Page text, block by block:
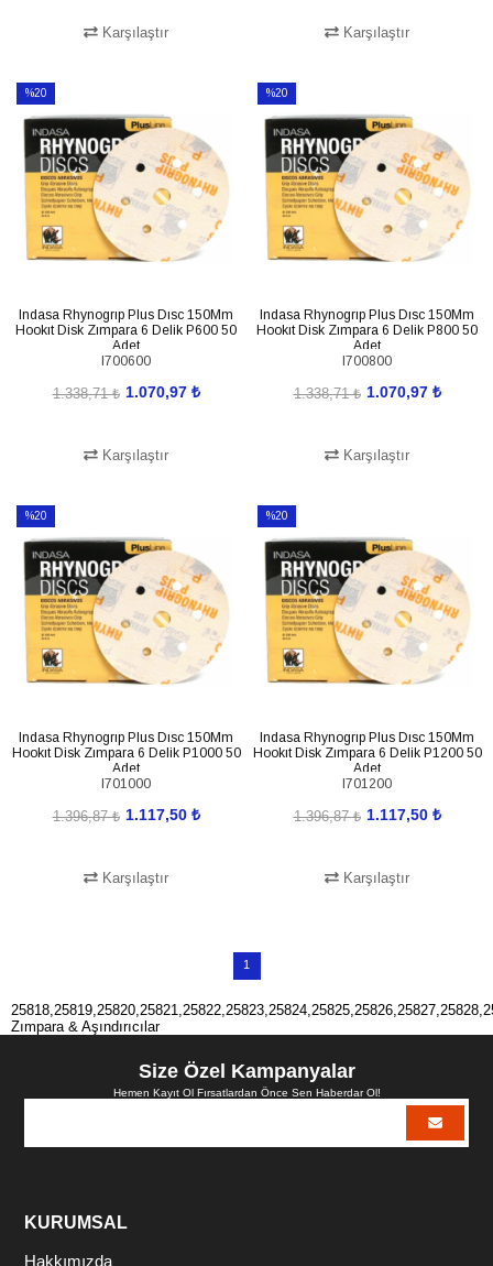
Karşılaştır
Karşılaştır
%20
İndirim
%20İndirim
Indasa Rhynogrıp Plus Dısc 150Mm
Hookıt Disk Zımpara 6 Delik P600 50
Adet
I700600
1.070,97 ₺
1.338,71 ₺
Karşılaştır
%20
İndirim
%20İndirim
Indasa Rhynogrıp Plus Dısc 150Mm
Hookıt Disk Zımpara 6 Delik P800 50
Adet
I700800
1.070,97 ₺
1.338,71 ₺
Karşılaştır
%20
İndirim
%20İndirim
Indasa Rhynogrıp Plus Dısc 150Mm
Hookıt Disk Zımpara 6 Delik P1000 50
Adet
I701000
1.117,50 ₺
1.396,87 ₺
Karşılaştır
%20
İndirim
%20İndirim
Indasa Rhynogrıp Plus Dısc 150Mm
Hookıt Disk Zımpara 6 Delik P1200 50
Adet
I701200
1.117,50 ₺
1.396,87 ₺
Karşılaştır
1
Zımpara & Aşındırıcılar
Size Özel Kampanyalar
Hemen Kayıt Ol Fırsatlardan Önce Sen Haberdar Ol!
KURUMSAL
Hakkımızda